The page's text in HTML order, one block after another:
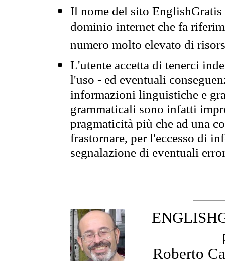
Il nome del sito
dominio internet che fa
numero molto elevato di
L'utente accetta di tenerci
l'uso - ed eventuali
informazioni linguistiche e
grammaticali sono infatti
pragmaticità più che ad una
frastornare, per l'eccesso di
segnalazione di eventuali
Roberto